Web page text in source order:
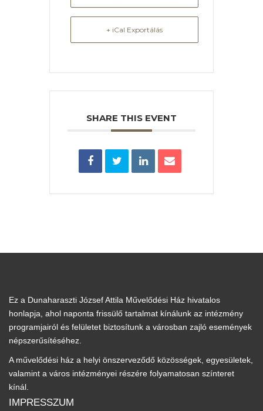
+ iCal Exportálás
SHARE THIS EVENT
Ez a Dunaharaszti József Attila Művelődési Ház hivatalos
honlapja, ahol naponta frissülő tartalmat kínálunk az intézmény
programjairól és felületet biztosítunk a városban zajló események
népszerűsítéséhez.
A művelődési ház a helyi önszerveződő közösségek, egyesületek,
valamint a város intézményei részére folyamatosan színteret
kínál.
IMPRESSZUM